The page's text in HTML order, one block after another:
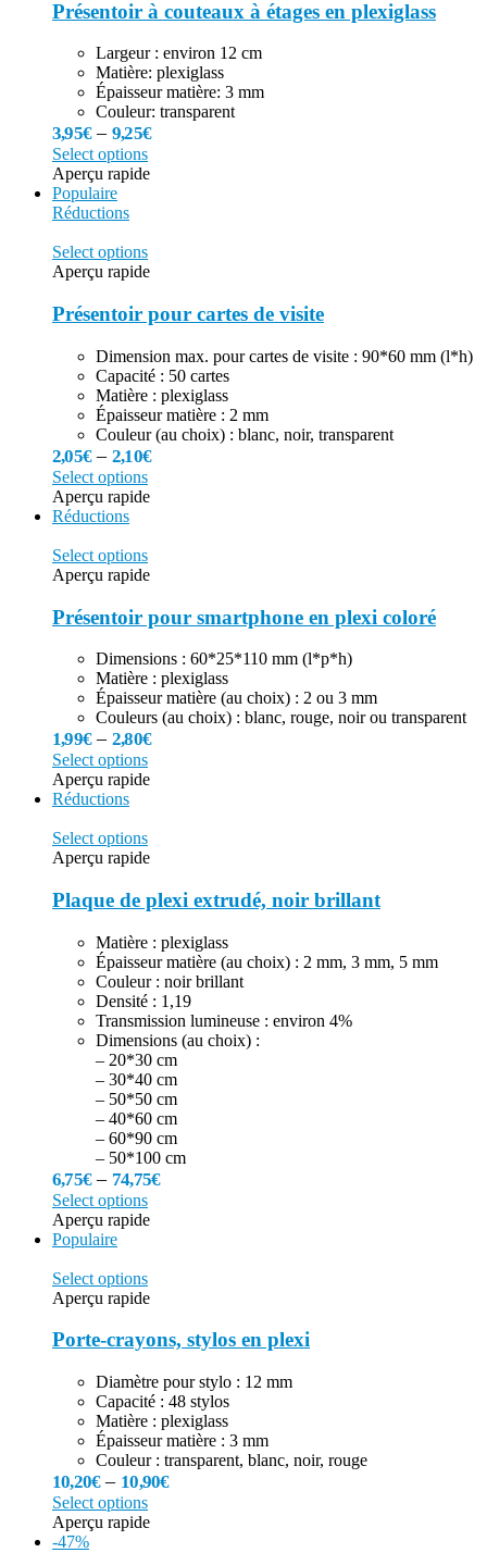
Présentoir à couteaux à étages en plexiglass
Largeur : environ 12 cm
Matière: plexiglass
Épaisseur matière: 3 mm
Couleur: transparent
3,95€–9,25€
Select options
Aperçu rapide
Populaire
Réductions
Select options
Aperçu rapide
Présentoir pour cartes de visite
Dimension max. pour cartes de visite : 90*60 mm (l*h)
Capacité : 50 cartes
Matière : plexiglass
Épaisseur matière : 2 mm
Couleur (au choix) : blanc, noir, transparent
2,05€–2,10€
Select options
Aperçu rapide
Réductions
Select options
Aperçu rapide
Présentoir pour smartphone en plexi coloré
Dimensions : 60*25*110 mm (l*p*h)
Matière : plexiglass
Épaisseur matière (au choix) : 2 ou 3 mm
Couleurs (au choix) : blanc, rouge, noir ou transparent
1,99€–2,80€
Select options
Aperçu rapide
Réductions
Select options
Aperçu rapide
Plaque de plexi extrudé, noir brillant
Matière : plexiglass
Épaisseur matière (au choix) : 2 mm, 3 mm, 5 mm
Couleur : noir brillant
Densité : 1,19
Transmission lumineuse : environ 4%
Dimensions (au choix) :
– 20*30 cm
– 30*40 cm
– 50*50 cm
– 40*60 cm
– 60*90 cm
– 50*100 cm
6,75€– 74,75€
Select options
Aperçu rapide
Populaire
Select options
Aperçu rapide
Porte-crayons, stylos en plexi
Diamètre pour stylo : 12 mm
Capacité : 48 stylos
Matière : plexiglass
Épaisseur matière : 3 mm
Couleur : transparent, blanc, noir, rouge
10,20€– 10,90€
Select options
Aperçu rapide
-47%